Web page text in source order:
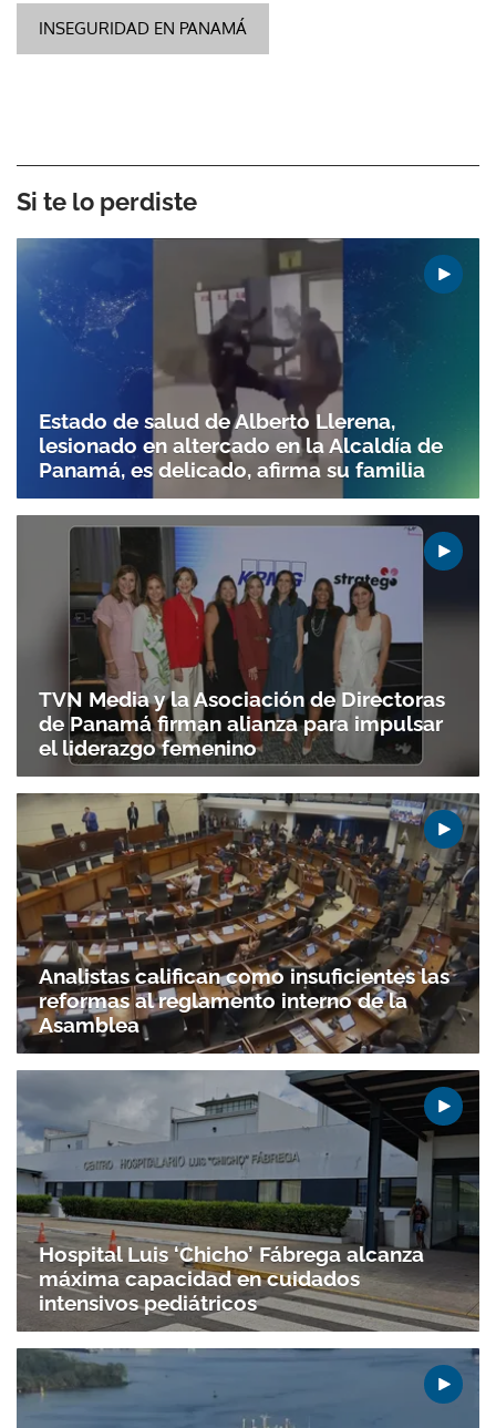
INSEGURIDAD EN PANAMÁ
Si te lo perdiste
Estado de salud de Alberto Llerena,
lesionado en altercado en la Alcaldía de
Panamá, es delicado, afirma su familia
TVN Media y la Asociación de Directoras
de Panamá firman alianza para impulsar
el liderazgo femenino
Analistas califican como insuficientes las
reformas al reglamento interno de la
Asamblea
Hospital Luis ‘Chicho’ Fábrega alcanza
máxima capacidad en cuidados
intensivos pediátricos